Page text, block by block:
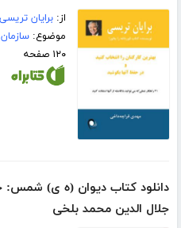
از:برایان تریسی
موضوع:سازمان
۱۲۰ صفحه
دانلود کتاب دیوان (ه ی) شمس:
جلال الدین محمد بلخی